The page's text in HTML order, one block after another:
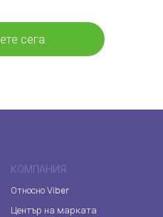
сега
КОМПАНИЯ
Относно Viber
Център на марката